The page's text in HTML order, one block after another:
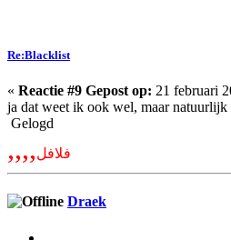
Re:Blacklist
« Reactie #9 Gepost op: 21 februari
ja dat weet ik ook wel, maar natuurlijk
Gelogd
,,,,فلافل
Draek